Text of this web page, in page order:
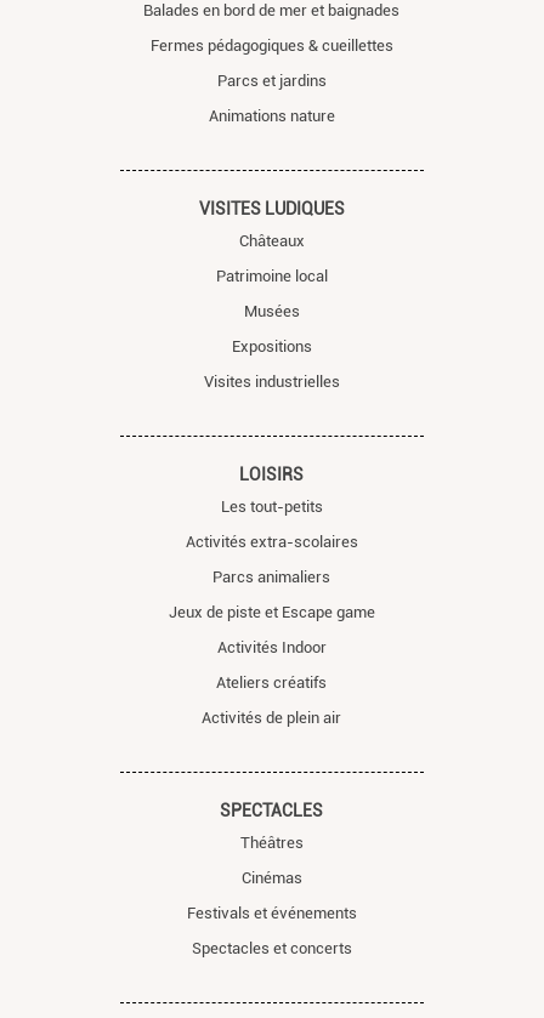
Balades en bord de mer et baignades
Fermes pédagogiques & cueillettes
Parcs et jardins
Animations nature
VISITES LUDIQUES
Châteaux
Patrimoine local
Musées
Expositions
Visites industrielles
LOISIRS
Les tout-petits
Activités extra-scolaires
Parcs animaliers
Jeux de piste et Escape game
Activités Indoor
Ateliers créatifs
Activités de plein air
SPECTACLES
Théâtres
Cinémas
Festivals et événements
Spectacles et concerts